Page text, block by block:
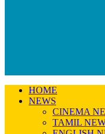
HOME
NEWS
CINEMA
TAMIL